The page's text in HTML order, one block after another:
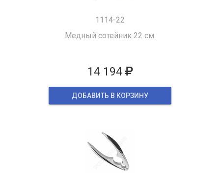
1114-22
Медный сотейник 22 см.
14 194
ДОБАВИТЬ В КОРЗИНУ